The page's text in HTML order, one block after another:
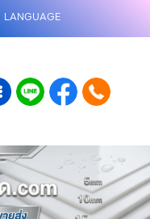
LANGUAGE